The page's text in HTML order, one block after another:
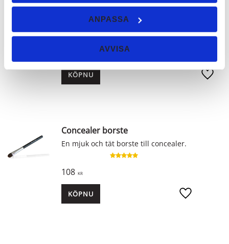
ANPASSA
AVVISA
till ett mycket bra pris! (Ord 486 kr ,
paketpris 379 kr)!
Lägg
KÖP
Concealer borste
En mjuk och tät borste till concealer.
108 KR
Lägg till i
KÖP